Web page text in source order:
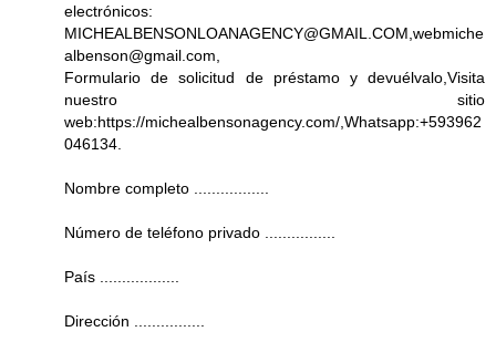
electrónicos:
MICHEALBENSONLOANAGENCY@GMAIL.COM,webmiche
albenson@gmail.com,
Formulario de solicitud de préstamo y devuélvalo,Visita
nuestro sitio
web:https://michealbensonagency.com/,Whatsapp:+593962
046134.
Nombre completo .................
Número de teléfono privado ................
País ..................
Dirección ................